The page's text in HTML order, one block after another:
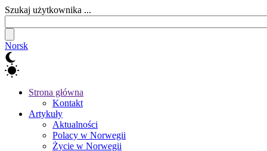
Szukaj użytkownika ...
Norsk
Strona główna
Kontakt
Artykuły
Aktualności
Polacy w Norwegii
Życie w Norwegii